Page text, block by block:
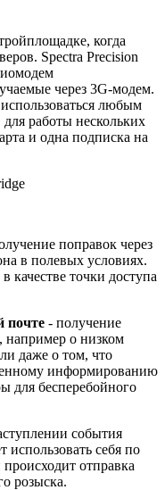
когда
Spectra Precision
через 3G-модем.
любым
работы нескольких
и одна подписка на
поправок через
в полевых условиях.
качестве точки доступа
почте - получение
например о низком
даже о том, что
информированию
для бесперебойного
события
использовать себя по
отправка
розыска.